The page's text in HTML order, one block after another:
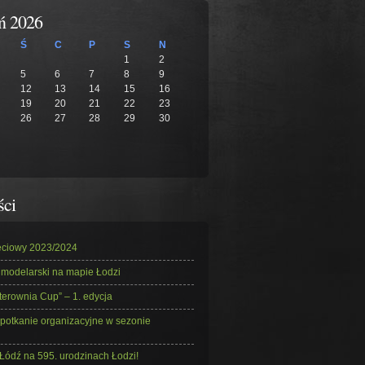
2026
Ś C P S
N
1
2
5
6 7 8
9
12
13 14 15
16
19
20 21 22
23
26
27 28 29 30
2023/2024
na mapie Łodzi
Cup” – 1. edycja
organizacyjne w sezonie
na 595. urodzinach Łodzi!